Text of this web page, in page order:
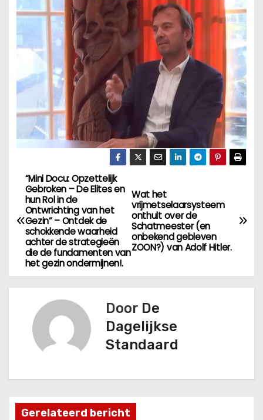
B
e
c
a
v
Wat het
vrijmetselaarsysteem
onthult over de
Schatmeester (en
onbekend gebleven
ZOON?) van Adolf Hitler.
“Mini Docu: Opzettelijk
Gebroken – De Elites en
hun Rol in de
Ontwrichting van het
Gezin” – Ontdek de
schokkende waarheid
achter de strategieën
die de fundamenten van
het gezin ondermijnen!.
Door De
Dagelijkse
Standaard
Gerelateerd bericht